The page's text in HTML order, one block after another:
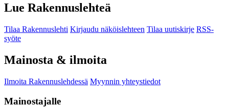
Lue Rakennuslehteä
Tilaa Rakennuslehti Kirjaudu näköislehteen Tilaa uutiskirje RSS-
syöte
Mainosta & ilmoita
Ilmoita Rakennuslehdessä Myynnin yhteystiedot
Mainostajalle